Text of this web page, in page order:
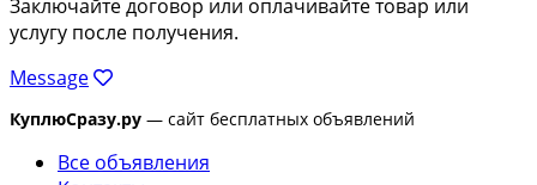
Заключайте договор или оплачивайте товар или
услугу после получения.
Message
КуплюСразу.ру — сайт бесплатных объявлений
Все объявления